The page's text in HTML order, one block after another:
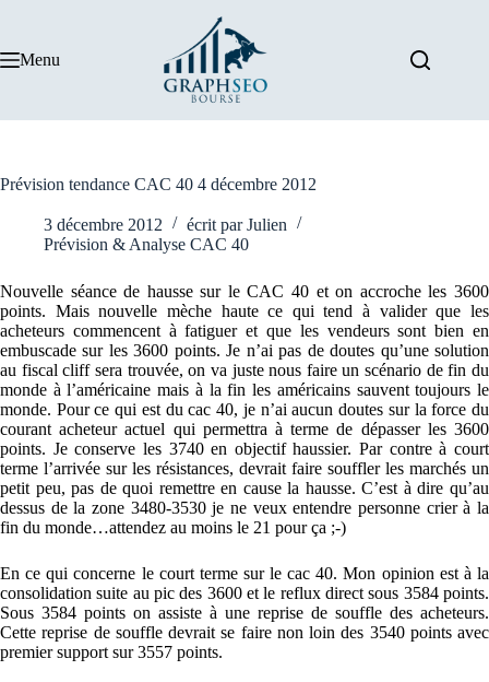
Menu
Prévision tendance CAC 40 4 décembre 2012
3 décembre 2012 écrit par Julien
Prévision & Analyse CAC 40
Nouvelle séance de hausse sur le CAC 40 et on accroche les 3600
points. Mais nouvelle mèche haute ce qui tend à valider que les
acheteurs commencent à fatiguer et que les vendeurs sont bien en
embuscade sur les 3600 points. Je n’ai pas de doutes qu’une solution
au fiscal cliff sera trouvée, on va juste nous faire un scénario de fin du
monde à l’américaine mais à la fin les américains sauvent toujours le
monde. Pour ce qui est du cac 40, je n’ai aucun doutes sur la force du
courant acheteur actuel qui permettra à terme de dépasser les 3600
points. Je conserve les 3740 en objectif haussier. Par contre à court
terme l’arrivée sur les résistances, devrait faire souffler les marchés un
petit peu, pas de quoi remettre en cause la hausse. C’est à dire qu’au
dessus de la zone 3480-3530 je ne veux entendre personne crier à la
fin du monde…attendez au moins le 21 pour ça ;-)
En ce qui concerne le court terme sur le cac 40. Mon opinion est à la
consolidation suite au pic des 3600 et le reflux direct sous 3584 points.
Sous 3584 points on assiste à une reprise de souffle des acheteurs.
Cette reprise de souffle devrait se faire non loin des 3540 points avec
premier support sur 3557 points.